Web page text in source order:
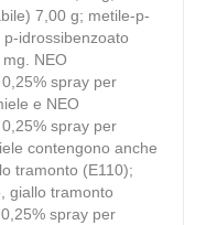
7,00 g; metile-p-
idrossibenzoato
NEO
spray per
e NEO
spray per
contengono anche
tramonto (E110);
giallo tramonto
spray per